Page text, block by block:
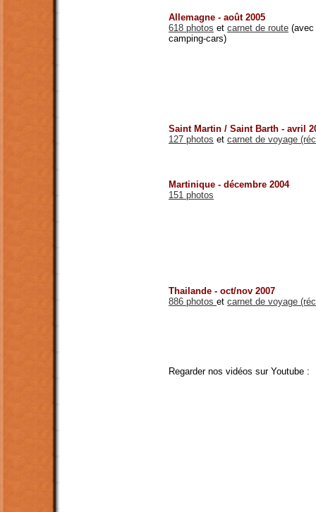
Allemagne - août 2005
618 photos et carnet de route
camping-cars)
Saint Martin / Saint Barth - avril
127 photos et carnet de voyage
Martinique - décembre 2004
151 photos
Thailande - oct/nov 2007
886 photos et carnet de voyage
Regarder nos vidéos sur Youtube :